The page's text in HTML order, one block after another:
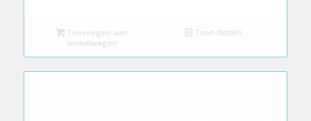
Toevoegen aan
winkelwagen
Toon details